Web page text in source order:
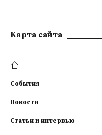
Kарта сайта
События
Новости
Статьи и интервью